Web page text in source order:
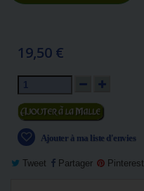
19,50 €
Ajouter au panier
Ajouter à ma liste d'envies
Tweet Partager Pinterest